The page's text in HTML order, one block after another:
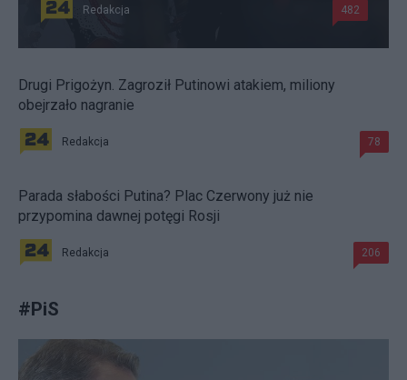
Redakcja 482
Drugi Prigożyn. Zagroził Putinowi atakiem, miliony
obejrzało nagranie
Redakcja 78
Parada słabości Putina? Plac Czerwony już nie
przypomina dawnej potęgi Rosji
Redakcja 206
#PiS